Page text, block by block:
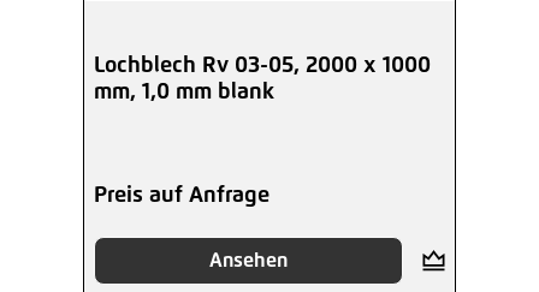
Lochblech Rv 03-05, 2000 x 1000
mm, 1,0 mm blank
Preis auf Anfrage
Ansehen